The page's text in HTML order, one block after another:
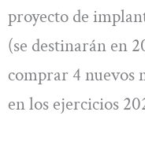
proyecto de
(se destinarán en
comprar 4 nuevos
en los ejercicios